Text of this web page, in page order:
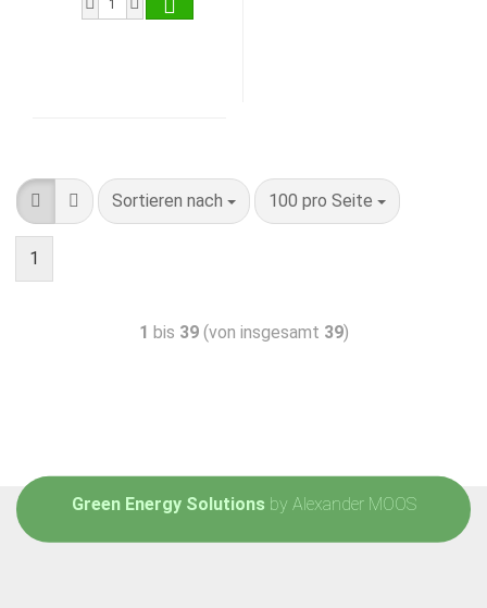
Sortieren nach 100 pro Seite
1
1 bis 39(von insgesamt 39)
Green Energy Solutions by Alexander MOOS